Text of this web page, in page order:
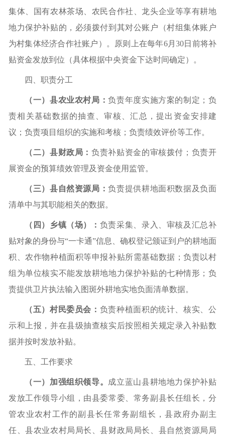
集体、国有农林茶场、农民合作社、龙头企业等享有耕地
地力保护补贴的，必须拨付到其对公账户（村组集体账户
为村集体经济合作社账户）。原则上在每年6月30日前将补
贴资金发放到位（具体根据中央资金下达时间确定）。
四、职责分工
（一）县农业农村局：负责年度实施方案的制定；负
责相关基础数据的抽查、审核、汇总，提出资金安排建
议；负责项目组织的实施和考核；负责绩效评价等工作。
（二）县财政局：负责补贴资金的审核拨付；负责开
展资金的预算绩效管理及资金使用监管。
（三）县自然资源局：负责提供耕地面积数据及负面
清单中与其职能相关的数据。
（四）乡镇 （场） ： 负责采集、录入、审核及汇总补
贴对象的身份与“一卡通”信息、确权登记颁证到户的耕地面
积、农作物种植面积等申报补贴所需基础数据；负责以村
组为单位核实不能发放耕地地力保护补贴的七种情形；负
责提供卫片执法输入图斑外耕地实地负面清单数据。
（五）村民委员会： 负责种植面积的统计、核实、公
示和上报 ，并在县级抽查核实后按照相关规定录入补贴数
据并按时发放补贴。
五、工作要求
（一）加强组织领导。 成立蓝山县耕地地力保护补贴
发放工作领导小组，由县委常委、常务副县长任组长，分
管农业农村工作的副县长任常务副组长，县政府办副主
任、县农业农村局 局长 、县财政局 局长 、县自然资源局 局